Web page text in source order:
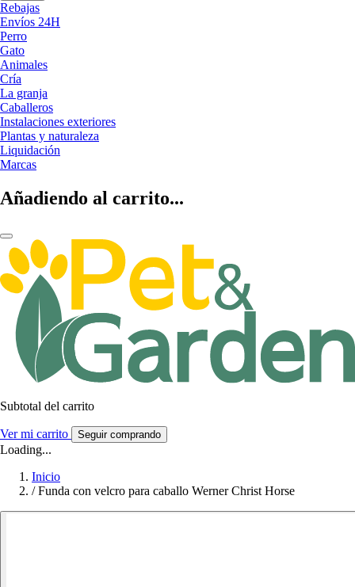
Rebajas
Envíos 24H
Perro
Gato
Animales
Cría
La granja
Caballeros
Instalaciones exteriores
Plantas y naturaleza
Liquidación
Marcas
Añadiendo al carrito...
Subtotal del carrito
Ver mi carrito Seguir comprando
Loading...
Inicio
/ Funda con velcro para caballo Werner Christ Horse